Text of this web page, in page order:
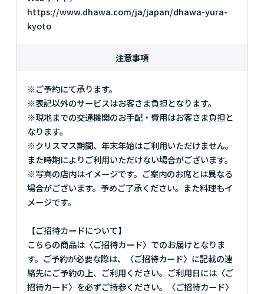
https://www.dhawa.com/ja/japan/dhawa-yura-
kyoto
注意事項
※ご予約にて承ります。
※表記以外のサービスはお客さま負担となります。
※現地までの交通機関のお手配・費用はお客さま負担と
なります。
※クリスマス期間、年末年始はご利用いただけません。
また時期によりご利用いただけない場合がございます。
※写真の店内はイメージです。ご案内のお席とは異なる
場合がございます。予めご了承ください。また料理もイ
メージです。
【ご招待カードについて】
こちらの商品は〈ご招待カード〉でのお届けとなりま
す。ご予約が必要な際は、〈ご招待カード〉に記載の連
絡先にご予約の上、ご利用ください。ご利用日には〈ご
招待カード〉を必ずご持参ください。〈ご招待カード〉